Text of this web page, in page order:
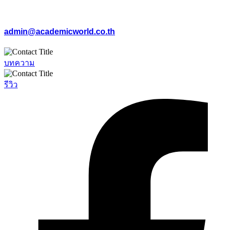
admin@academicworld.co.th
บทความ
รีวิว